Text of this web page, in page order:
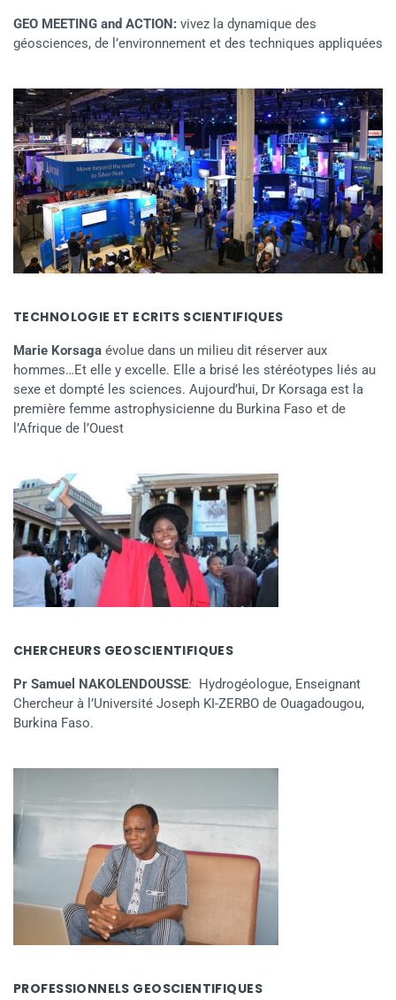
GEO MEETING and ACTION: vivez la dynamique des
géosciences, de l’environnement et des techniques appliquées
TECHNOLOGIE ET ECRITS SCIENTIFIQUES
Marie Korsaga évolue dans un milieu dit réserver aux
hommes…Et elle y excelle. Elle a brisé les stéréotypes liés au
sexe et dompté les sciences. Aujourd’hui, Dr Korsaga est la
première femme astrophysicienne du Burkina Faso et de
l’Afrique de l’Ouest
CHERCHEURS GEOSCIENTIFIQUES
Pr Samuel NAKOLENDOUSSE: Hydrogéologue, Enseignant
Chercheur à l’Université Joseph KI-ZERBO de Ouagadougou,
Burkina Faso.
PROFESSIONNELS GEOSCIENTIFIQUES